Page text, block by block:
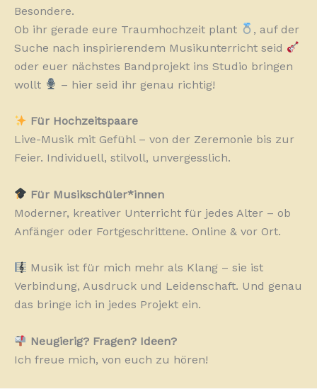
Besondere.
Ob ihr gerade eure Traumhochzeit plant
, auf der
Suche nach inspirierendem Musikunterricht seid
oder euer nächstes Bandprojekt ins Studio bringen
wollt
– hier seid ihr genau richtig!
Für Hochzeitspaare
Live-Musik mit Gefühl – von der Zeremonie bis zur
Feier. Individuell, stilvoll, unvergesslich.
Für Musikschüler*innen
Moderner, kreativer Unterricht für jedes Alter – ob
Anfänger oder Fortgeschrittene. Online & vor Ort.
Musik ist für mich mehr als Klang – sie ist
Verbindung, Ausdruck und Leidenschaft. Und genau
das bringe ich in jedes Projekt ein.
Neugierig? Fragen? Ideen?
Ich freue mich, von euch zu hören!